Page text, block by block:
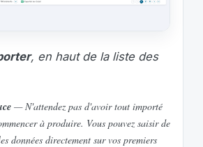
, en haut de la liste des
— N'attendez pas d'avoir tout importé
à produire. Vous pouvez saisir de
données directement sur vos premiers